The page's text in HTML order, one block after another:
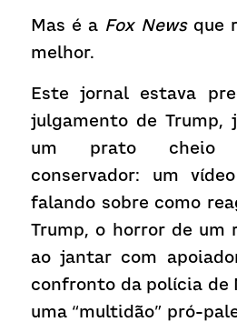
Mas é a Fox News que
melhor.
Este jornal estava
julgamento de Trump,
um prato cheio
conservador: um
falando sobre como
Trump, o horror de um
ao jantar com
confronto da polícia de
uma “multidão” pró-